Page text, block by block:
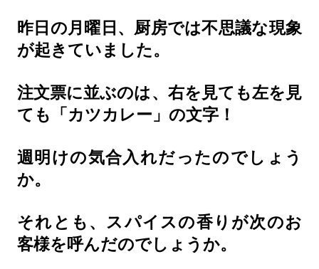
昨日の月曜日、厨房では不思議な現象
が起きていました。
注文票に並ぶのは、右を見ても左を見
ても「カツカレー」の文字！
週明けの気合入れだったのでしょう
か。
それとも、スパイスの香りが次のお
客様を呼んだのでしょうか。